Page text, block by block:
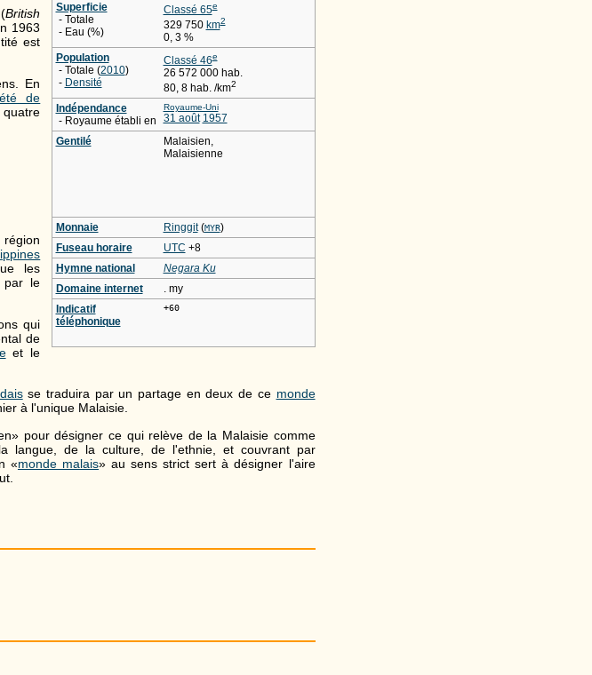
Superficie
- Totale
- Eau (%)
Classé 65e
329 750 km2
0, 3 %
Population
- Totale (2010)
- Densité
Classé 46e
26 572 000 hab.
80, 8 hab. /km2
Indépendance
- Royaume établi en
Royaume-Uni
31 août 1957
Gentilé
Malaisien,
Malaisienne
Monnaie Ringgit(MYR)
Fuseau horaire
UTC +8
Hymne national
Negara Ku
Domaine internet
. my
Indicatif
téléphonique
+60
(British
1963
est
En
de
quatre
les
par le
qui
de
et le
se traduira par un partage en deux de ce monde
à l'unique Malaisie.
pour désigner ce qui relève de la Malaisie comme
langue, de la culture, de l'ethnie, et couvrant par
«monde malais» au sens strict sert à désigner l'aire